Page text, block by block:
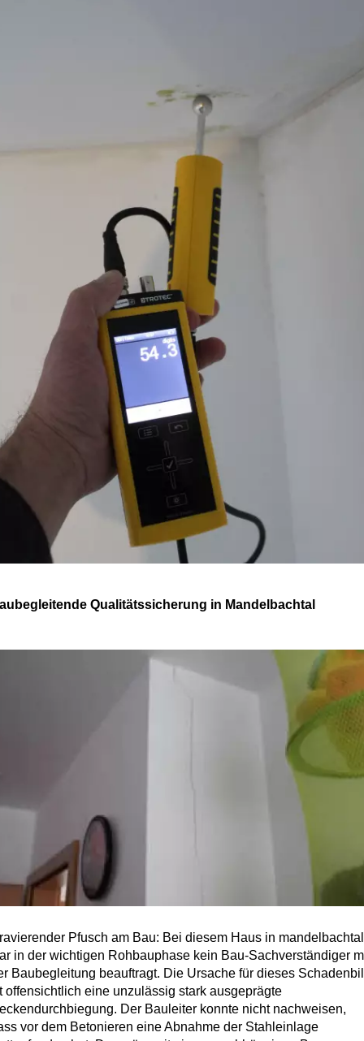
Qualitätssicherung in Mandelbachtal
Pfusch am Bau: Bei diesem Haus in mandelbachtal
in der wichtigen Rohbauphase kein Bau-Sachverständiger
Baubegleitung beauftragt. Die Ursache für dieses
offensichtlich eine unzulässig stark ausgeprägte
Der Bauleiter konnte nicht nachweisen,
vor dem Betonieren eine Abnahme der Stahleinlage